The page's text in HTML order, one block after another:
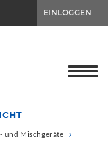
EINLOGGEN
und Mischgeräte